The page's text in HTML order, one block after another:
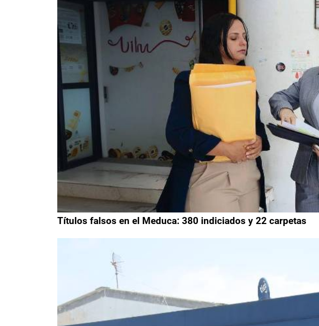
Títulos falsos en el Meduca: 380 indiciados y 22 carpetas